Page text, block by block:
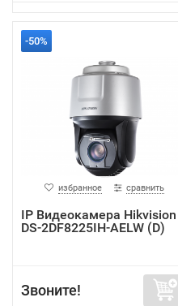
-50%
избранное сравнить
IP Видеокамера Hikvision
DS-2DF8225IH-AELW (D)
Звоните!